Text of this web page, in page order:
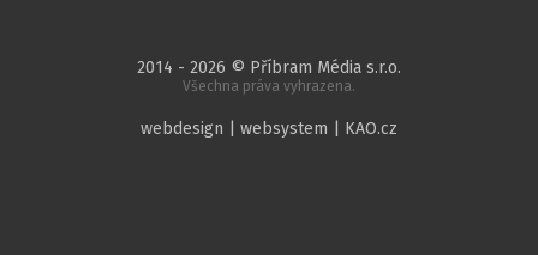
2014 - 2026 © Příbram Média s.r.o.
Všechna práva vyhrazena.
webdesign | websystem | KAO.cz